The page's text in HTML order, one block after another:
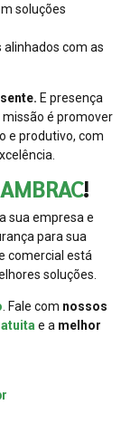
soluções
com as
E presença
missão é promover
e produtivo, com
AMBRAC!
sua empresa e
para sua
comercial está
soluções.
. Fale com nossos
e a melhor